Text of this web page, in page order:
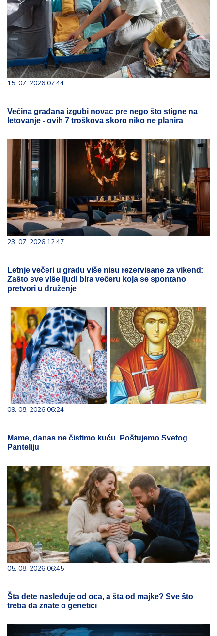
15. 07. 2026 07:44
Većina građana izgubi novac pre nego što stigne na
letovanje - ovih 7 troškova skoro niko ne planira
23. 07. 2026 12:47
Letnje večeri u gradu više nisu rezervisane za vikend:
Zašto sve više ljudi bira večeru koja se spontano
pretvori u druženje
09. 08. 2026 06:24
Mame, danas ne čistimo kuću. Poštujemo Svetog
Panteliju
05. 08. 2026 06:45
Šta dete nasleđuje od oca, a šta od majke? Sve što
treba da znate o genetici